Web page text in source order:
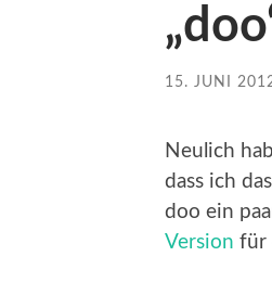
15. JUNI
Neulich
dass ich
doo ein
Version für